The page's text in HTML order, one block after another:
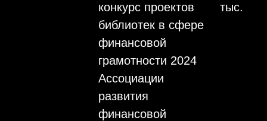
конкурс проектов
библиотек в сфере
финансовой
грамотности 2024
Ассоциации
развития
финансовой
тыс.